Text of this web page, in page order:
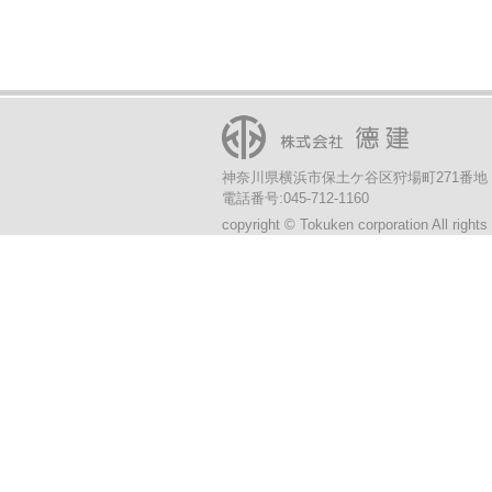
神奈川県横浜市保土ケ谷区狩場町271番地
電話番号:045-712-1160
copyright © Tokuken corporation All rights